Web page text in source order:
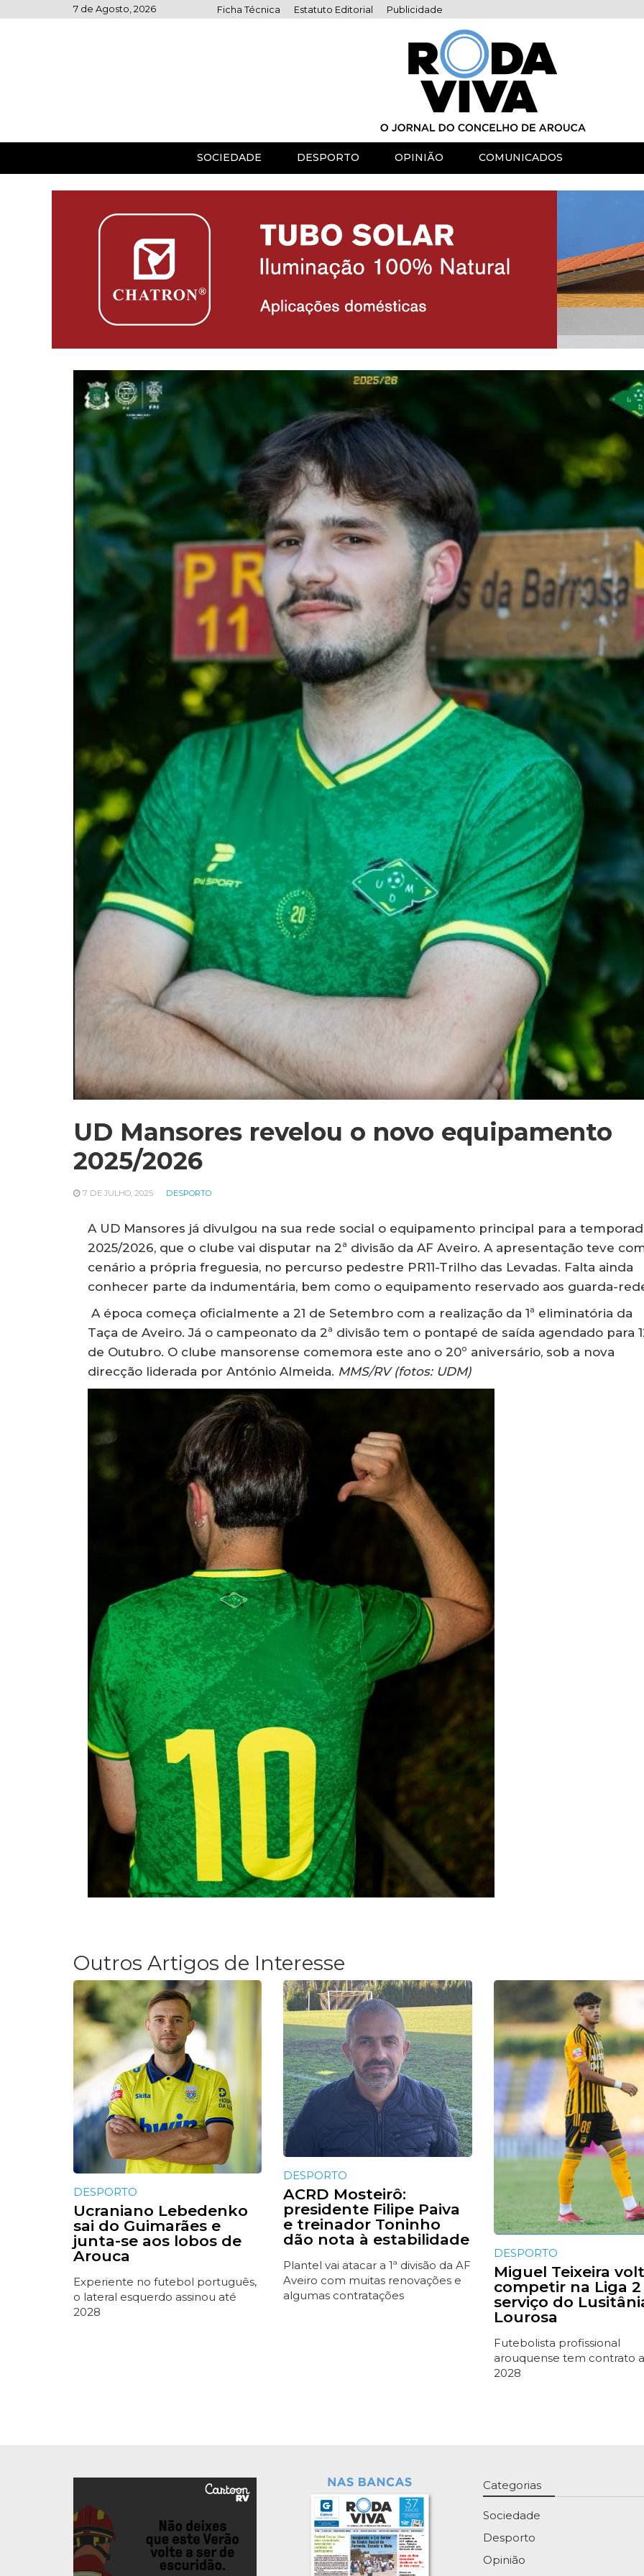
to
7 de Agosto, 2026 Ficha Técnica Estatuto Editorial Publicidade
SOCIEDADE DESPORTO OPINIÃO COMUNICADOS
UD Mansores revelou o novo equipamento
2025/2026
7 DE JULHO, 2025 DESPORTO
A UD Mansores já divulgou na sua rede social o equipamento principal para a
2025/2026, que o clube vai disputar na 2ª divisão da AF Aveiro. A apresentação teve
cenário a própria freguesia, no percurso pedestre PR11-Trilho das Levadas. Falta ainda
conhecer parte da indumentária, bem como o equipamento reservado aos guarda-
A época começa oficialmente a 21 de Setembro com a realização da 1ª eliminatória da
Taça de Aveiro. Já o campeonato da 2ª divisão tem o pontapé de saída agendado para
de Outubro. O clube mansorense comemora este ano o 20º aniversário, sob a nova
direcção liderada por António Almeida. MMS/RV (fotos: UDM)
Outros Artigos de Interesse
DESPORTO
Ucraniano Lebedenko
sai do Guimarães e
junta-se aos lobos de
Arouca
Experiente no futebol português,
o lateral esquerdo assinou até
2028
DESPORTO
ACRD Mosteirô:
presidente Filipe Paiva
e treinador Toninho
dão nota à estabilidade
Plantel vai atacar a 1ª divisão da AF
Aveiro com muitas renovações e
algumas contratações
DESPORTO
Miguel Teixeira
competir na Liga 2
serviço do
Lourosa
Futebolista profissional
arouquense tem contrato
2028
Categorias
Sociedade
Desporto
Opinião